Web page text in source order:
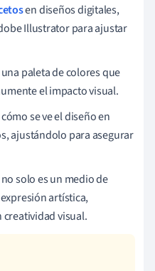
en diseños digitales,
Illustrator para ajustar
paleta de colores que
el impacto visual.
se ve el diseño en
ajustándolo para asegurar
no solo es un medio de
artística,
visual.